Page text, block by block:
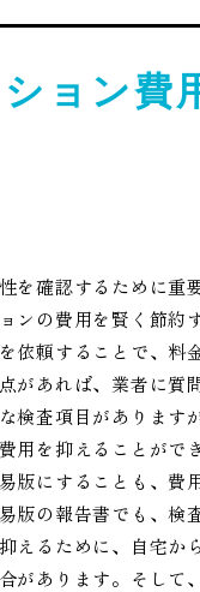
ョン費
を確認するために
ンの費用を賢く節
依頼することで、
があれば、業者に
検査項目がありま
用を抑えることが
版にすることも、
版の報告書でも、
えるために、自宅
があります。そし